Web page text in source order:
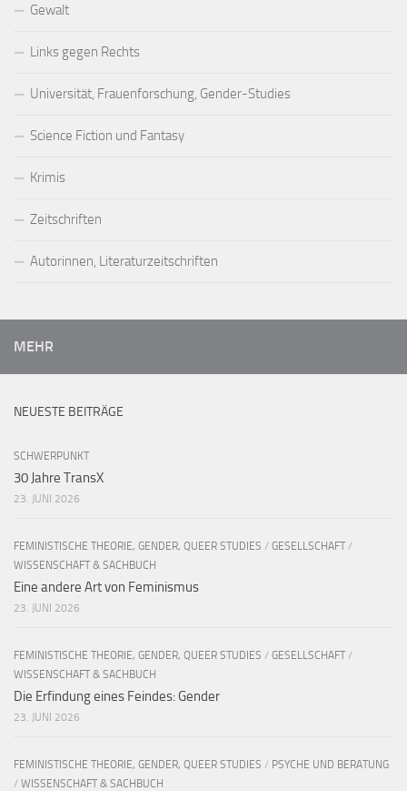
Gewalt
Links gegen Rechts
Universität, Frauenforschung, Gender-Studies
Science Fiction und Fantasy
Krimis
Zeitschriften
Autorinnen, Literaturzeitschriften
MEHR
NEUESTE BEITRÄGE
SCHWERPUNKT
30 Jahre TransX
23. JUNI 2026
FEMINISTISCHE THEORIE, GENDER, QUEER STUDIES / GESELLSCHAFT /
WISSENSCHAFT & SACHBUCH
Eine andere Art von Feminismus
23. JUNI 2026
FEMINISTISCHE THEORIE, GENDER, QUEER STUDIES / GESELLSCHAFT /
WISSENSCHAFT & SACHBUCH
Die Erfindung eines Feindes: Gender
23. JUNI 2026
FEMINISTISCHE THEORIE, GENDER, QUEER STUDIES / PSYCHE UND BERATUNG
/ WISSENSCHAFT & SACHBUCH